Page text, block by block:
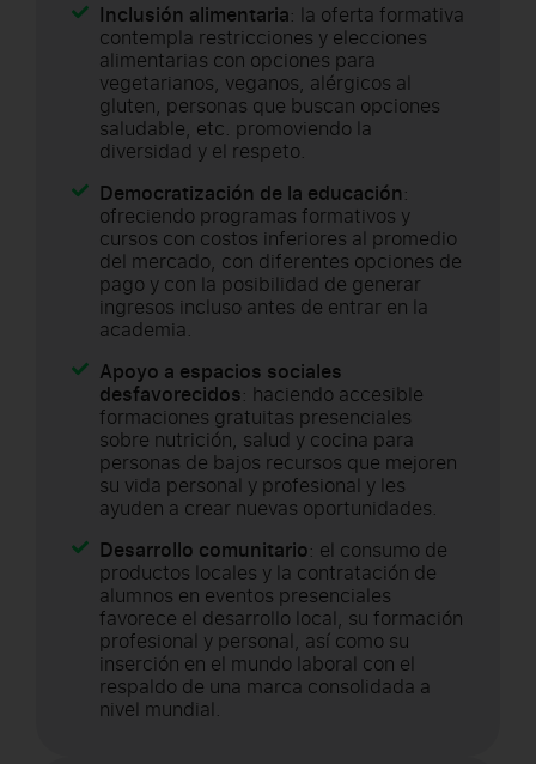
Inclusión alimentaria: la oferta formativa
contempla restricciones y elecciones
alimentarias con opciones para
vegetarianos, veganos, alérgicos al
gluten, personas que buscan opciones
saludable, etc. promoviendo la
diversidad y el respeto.
Democratización de la educación:
ofreciendo programas formativos y
cursos con costos inferiores al promedio
del mercado, con diferentes opciones de
pago y con la posibilidad de generar
ingresos incluso antes de entrar en la
academia.
Apoyo a espacios sociales
desfavorecidos: haciendo accesible
formaciones gratuitas presenciales
sobre nutrición, salud y cocina para
personas de bajos recursos que mejoren
su vida personal y profesional y les
ayuden a crear nuevas oportunidades.
Desarrollo comunitario: el consumo de
productos locales y la contratación de
alumnos en eventos presenciales
favorece el desarrollo local, su formación
profesional y personal, así como su
inserción en el mundo laboral con el
respaldo de una marca consolidada a
nivel mundial.